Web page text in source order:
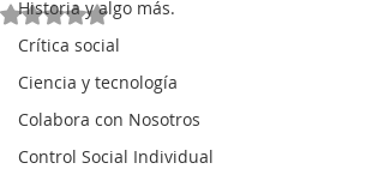
Historia y algo más.
Crítica social
Ciencia y tecnología
Colabora con Nosotros
Control Social Individual
Obtuvo NaN de 5 estrellas.